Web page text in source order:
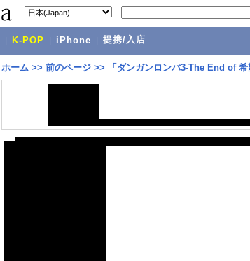
K-POP iPhone 提携/入店
ホーム >> 前のページ >> 「ダンガンロンパ3-The End of